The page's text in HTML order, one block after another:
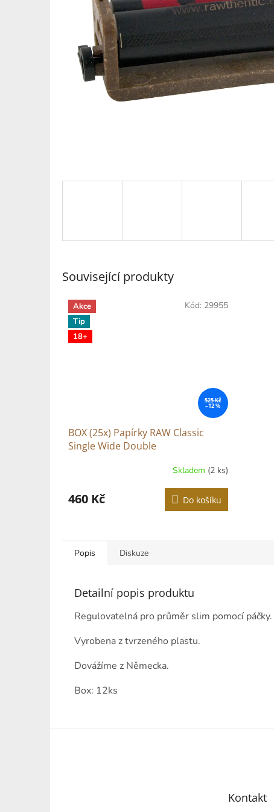
Související produkty
Akce
Tip
18+
525 Kč
–12 %
BOX (25x) Papírky RAW Classic
Single Wide Double
produktu
je
hvězdiček.
Skladem (2 ks)
460 Kč Do košíku
Kód: 29955
Popis Diskuze
Detailní popis produktu
Regulovatelná pro průměr slim pomocí páčky.
Vyrobena z tvrzeného plastu.
Dovážíme z Německa.
Box: 12ks
Kontakt